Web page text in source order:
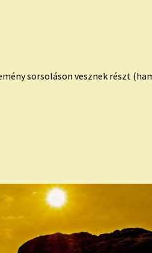
sorsoláson vesznek részt